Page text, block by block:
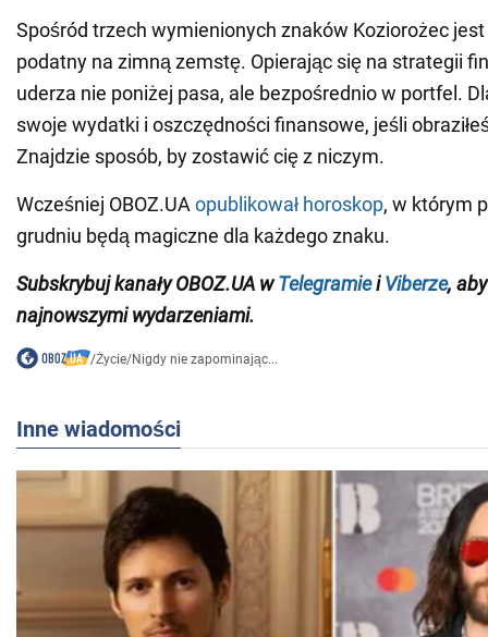
Spośród trzech wymienionych znaków Koziorożec
podatny na zimną zemstę. Opierając się na strategii
uderza nie poniżej pasa, ale bezpośrednio w portfel.
swoje wydatki i oszczędności finansowe, jeśli
Znajdzie sposób, by zostawić cię z niczym.
Wcześniej OBOZ.UAopublikował horoskop, w którym
grudniu będą magiczne dla każdego znaku.
Subskrybuj kanałyOBOZ.UA wTelegramieiViberze,
najnowszymi wydarzeniami.
/Życie/Nigdy nie zapominając...
Inne wiadomości